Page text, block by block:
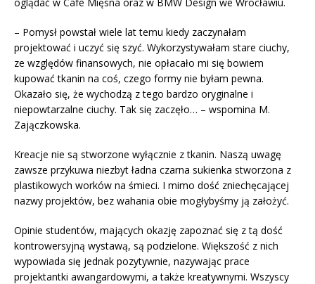
– Pomysł powstał wiele lat temu kiedy zaczynałam
projektować i uczyć się szyć. Wykorzystywałam stare ciuchy,
ze względów finansowych, nie opłacało mi się bowiem
kupować tkanin na coś, czego formy nie byłam pewna.
Okazało się, że wychodzą z tego bardzo oryginalne i
niepowtarzalne ciuchy. Tak się zaczęło… – wspomina M.
Zajączkowska.
Kreacje nie są stworzone wyłącznie z tkanin. Naszą uwagę
zawsze przykuwa niezbyt ładna czarna sukienka stworzona z
plastikowych worków na śmieci. I mimo dość zniechęcającej
nazwy projektów, bez wahania obie mogłybyśmy ją założyć.
Opinie studentów, mających okazję zapoznać się z tą dość
kontrowersyjną wystawą, są podzielone. Większość z nich
wypowiada się jednak pozytywnie, nazywając prace
projektantki awangardowymi, a także kreatywnymi. Wszyscy